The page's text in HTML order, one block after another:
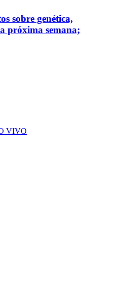
sobre genética,
próxima semana;
VIVO